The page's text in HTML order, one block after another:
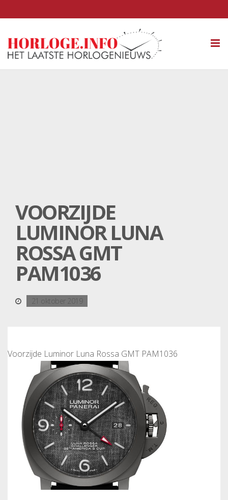
VOORZIJDE
LUMINOR LUNA
ROSSA GMT
PAM1036
21 oktober 2019
Voorzijde Luminor Luna Rossa GMT PAM1036